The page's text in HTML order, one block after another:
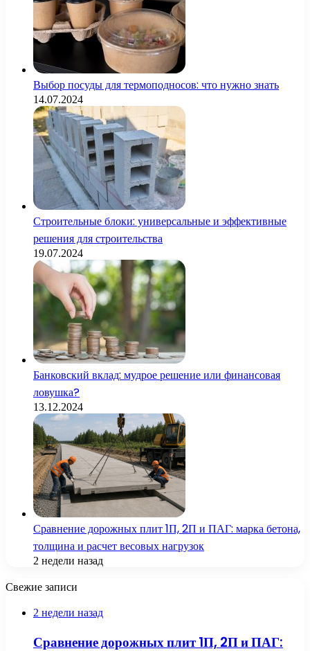
Выбор посуды для термоподносов: что нужно знать
14.07.2024
Строительные блоки: универсальные и эффективные
решения для строительства
19.07.2024
Банковский вклад: мудрое решение или финансовая
ловушка?
13.12.2024
Сравнение дорожных плит 1П, 2П и ПАГ: марка бетона,
толщина и расчет весовых нагрузок
2 недели назад
Свежие записи
2 недели назад
Сравнение дорожных плит 1П, 2П и ПАГ: